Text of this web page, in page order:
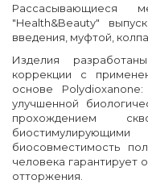
Рассасывающиеся
"Health&Beauty"
введения, муфтой,
Изделия
коррекции с
основе
улучшенной
прохождением
биосовместимость
человека гарантирует
отторжения.